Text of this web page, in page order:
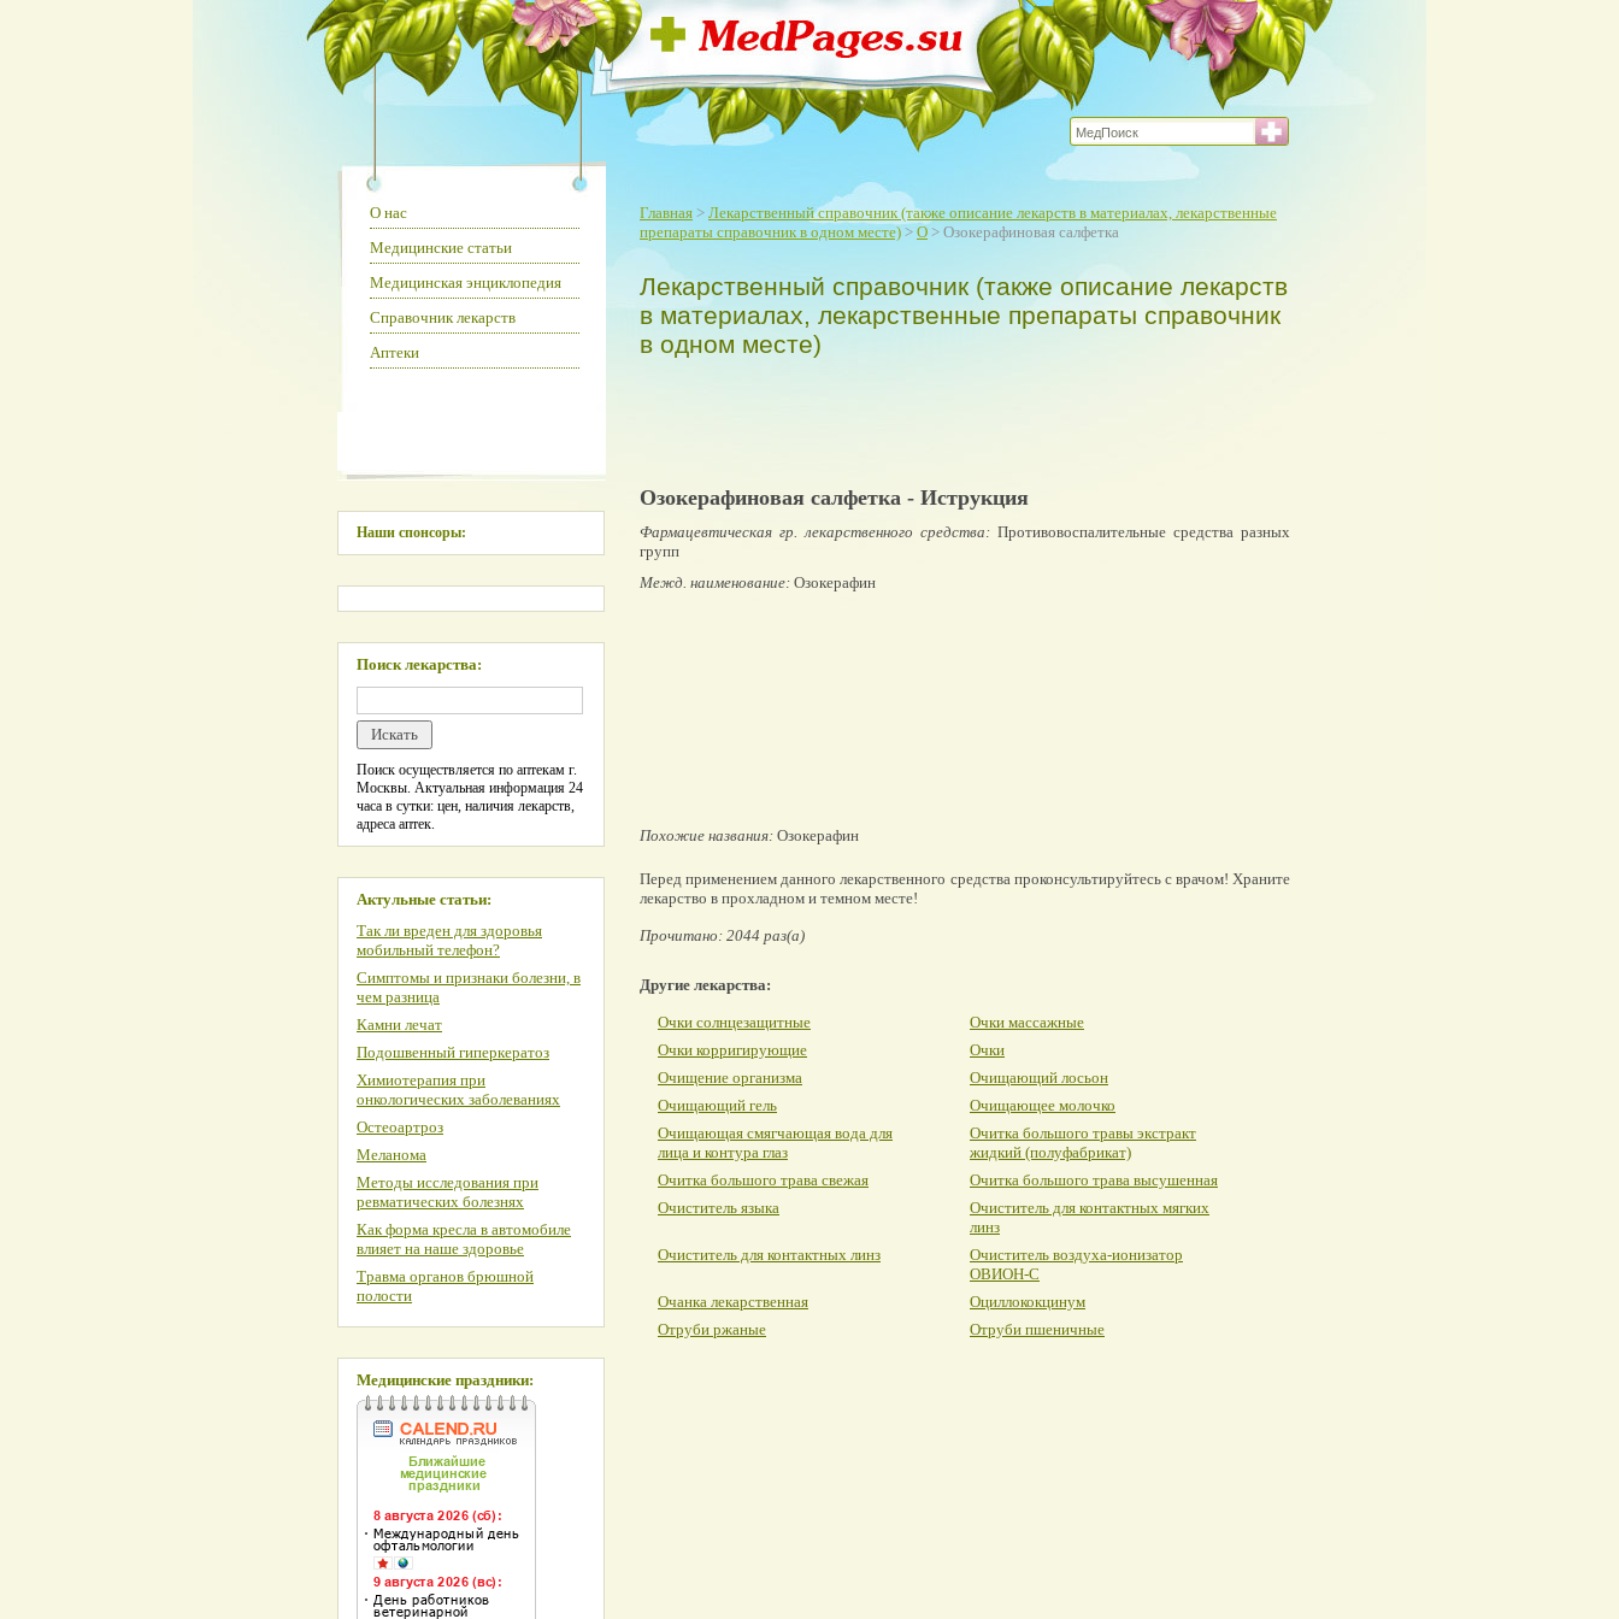
Главная > Лекарственный справочник (также описание лекарств в материалах, лекарственные
препараты справочник в одном месте) > О > Озокерафиновая салфетка
Лекарственный справочник (также описание лекарств
в материалах, лекарственные препараты справочник
в одном месте)
Озокерафиновая салфетка - Иструкция
Фармацевтическая гр. лекарственного средства: Противовоспалительные средства разных
групп
Межд. наименование: Озокерафин
Похожие названия: Озокерафин
Перед применением данного лекарственного средства проконсультируйтесь с врачом! Храните
лекарство в прохладном и темном месте!
Прочитано: 2044 раз(а)
Другие лекарства:
Очки солнцезащитные
Очки массажные
Очки корригирующие
Очки
Очищение организма
Очищающий лосьон
Очищающий гель
Очищающее молочко
Очищающая смягчающая вода для
лица и контура глаз
Очитка большого травы экстракт
жидкий (полуфабрикат)
Очитка большого трава свежая
Очитка большого трава высушенная
Очиститель языка
Очиститель для контактных мягких
линз
Очиститель для контактных линз
Очиститель воздуха-ионизатор
ОВИОН-С
Очанка лекарственная
Оциллококцинум
Отруби ржаные
Отруби пшеничные
О нас
Медицинские статьи
Медицинская энциклопедия
Справочник лекарств
Аптеки
Наши спонсоры:
Поиск лекарства:
Поиск осуществляется по аптекам г.
Москвы. Актуальная информация 24
часа в сутки: цен, наличия лекарств,
адреса аптек.
Актульные статьи:
Так ли вреден для здоровья
мобильный телефон?
Симптомы и признаки болезни, в
чем разница
Камни лечат
Подошвенный гиперкератоз
Химиотерапия при
онкологических заболеваниях
Остеоартроз
Меланома
Методы исследования при
ревматических болезнях
Как форма кресла в автомобиле
влияет на наше здоровье
Травма органов брюшной
полости
Медицинские праздники: